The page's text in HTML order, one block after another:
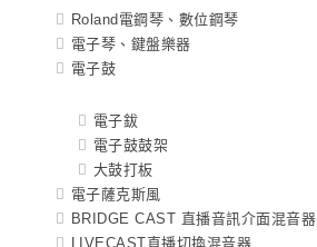
Roland電鋼琴、數位鋼琴
電子琴、鍵盤樂器
電子鼓
電子鈸
電子鼓鼓架
大鼓打板
電子薩克斯風
BRIDGE CAST 直播音訊介面混音器
LIVECAST直播切換混音器